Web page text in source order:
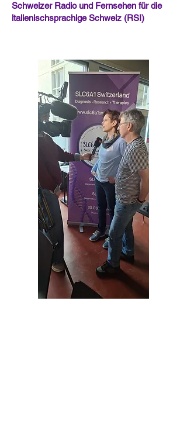
Schweizer Radio und Fernsehen für die
italienischsprachige Schweiz (RSI)